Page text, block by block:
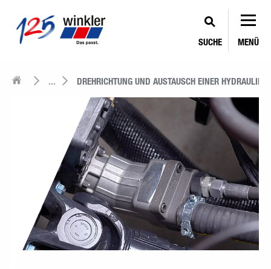
SUCHE MENÜ
... DREHRICHTUNG UND AUSTAUSCH EINER